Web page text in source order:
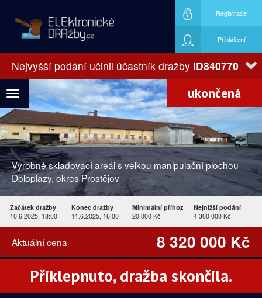
Registrace
Přihlášení
Nejvyšší podání učinil účastník dražby ID840770
Toggle
navigation
ukončená
Výrobně skladovací areál s velkou manipulační plochou
Doloplazy, okres Prostějov
Začátek dražby
10.6.2025, 18:00
Konec dražby
11.6.2025, 16:00
Minimální příhoz
20 000 Kč
Nejnižší podání
4 300 000 Kč
Aktuální cena 8 320 000 Kč
Přiklepnuto, dražba skončila.